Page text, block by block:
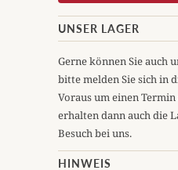
UNSER LAGER
Gerne können Sie auch
bitte melden Sie sich in
Voraus um einen
erhalten dann auch die
Besuch bei uns.
HINWEIS